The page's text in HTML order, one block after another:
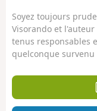
Soyez toujours
Visorando et
tenus responsables
quelconque